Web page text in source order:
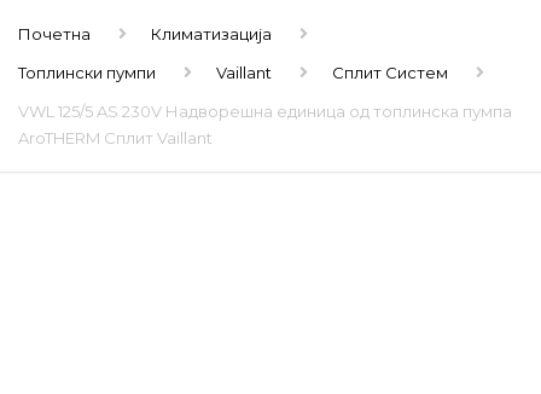
Почетна
Климатизација
Топлински пумпи
Vaillant
Сплит Систем
VWL 125/5 AS 230V Надворешна единица од топлинска пумпа
AroTHERM Сплит Vaillant